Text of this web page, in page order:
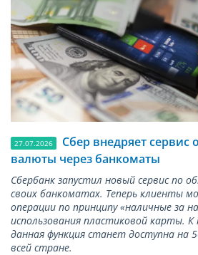
27.07.2026
Сбер внедряет
валюты через банкоматы
Сбербанк запустил новый сервис по
своих банкоматах. Теперь клиенты
операции по принципу «наличные за
использования пластиковой карты. К
данная функция станет доступна на
всей стране.